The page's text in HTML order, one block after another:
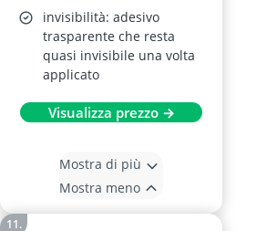
invisibilità: adesivo
trasparente che resta
quasi invisibile una volta
applicato
Visualizza prezzo →
Mostra di più
Mostra meno